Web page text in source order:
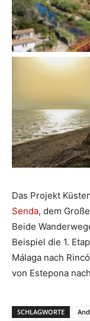
Das Projekt
Senda, dem
Beide
Beispiel die 1.
Málaga nach
von Estepona
SCHLAGWORTE